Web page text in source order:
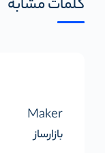
کلمات مشابه
Maker
بازارساز